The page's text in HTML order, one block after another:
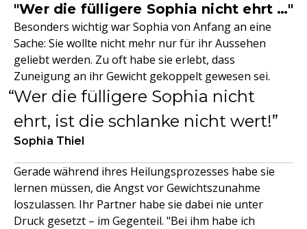
"Wer die fülligere Sophia nicht ehrt …"
Besonders wichtig war Sophia von Anfang an eine
Sache: Sie wollte nicht mehr nur für ihr Aussehen
geliebt werden. Zu oft habe sie erlebt, dass
Zuneigung an ihr Gewicht gekoppelt gewesen sei.
Wer die fülligere Sophia nicht
ehrt, ist die schlanke nicht wert!
Sophia Thiel
Gerade während ihres Heilungsprozesses habe sie
lernen müssen, die Angst vor Gewichtszunahme
loszulassen. Ihr Partner habe sie dabei nie unter
Druck gesetzt – im Gegenteil. "Bei ihm habe ich